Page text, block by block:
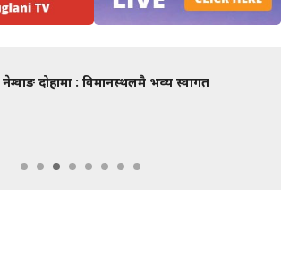
दोहामा : विमानस्थलमै भव्य स्वागत